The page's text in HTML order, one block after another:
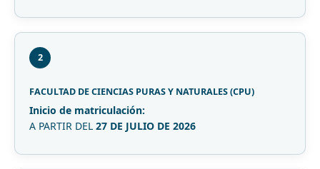
2
FACULTAD DE CIENCIAS PURAS Y NATURALES (CPU)
Inicio de matriculación:
A PARTIR DEL 27 DE JULIO DE 2026